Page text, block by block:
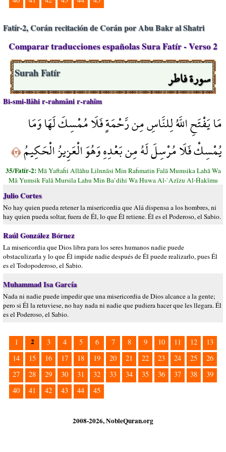
Fatír-2, Corán recitación de Corán por Abu Bakr al Shatri
Comparar traducciones españolas Sura Fatír - Verso 2
سورة فاطر Surah Fatír
Bi-smi-llāhi r-rahmāni r-rahīm
مَا يَفْتَحِ اللَّهُ لِلنَّاسِ مِن رَّحْمَةٍ فَلَا مُمْسِكَ لَهَا وَمَا
يُمْسِكْ فَلَا مُرْسِلَ لَهُ مِن بَعْدِهِ وَهُوَ الْعَزِيزُ الْحَكِيمُ﴿٢﴾
35/Fatír-2:Mā Yaftaĥi Allāhu Lilnnāsi Min Raĥmatin Falā Mumsika Lahā Wa
Mā Yumsik Falā Mursila Lahu Min Ba`dihi Wa Huwa Al-`Azīzu Al-Ĥakīmu
Julio Cortes
No hay quien pueda retener la misericordia que Alá dispensa a los hombres, ni
hay quien pueda soltar, fuera de Él, lo que Él retiene. Él es el Poderoso, el Sabio.
Raúl González Bórnez
La misericordia que Dios libra para los seres humanos nadie puede
obstaculizarla y lo que Él impide nadie después de Él puede realizarlo, pues Él
es el Todopoderoso, el Sabio.
Muhammad Isa García
Nada ni nadie puede impedir que una misericordia de Dios alcance a la gente;
pero si Él la retuviese, no hay nada ni nadie que pudiera hacer que les llegara. Él
es el Poderoso, el Sabio.
1 2 3 4 5 6 7 8 9 10 11 12
13
14
15 16 17 18 19 20 21 22 23 24 25
26
27
28 29 30 31 32 33 34 35 36 37 38
39
40
41 42 43 44 45
2008-2026, NobleQuran.org